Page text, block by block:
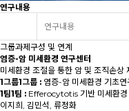
연구내용
연구내용
그룹과제구성 및 연계
염증-암 미세환경 연구센터
미세환경 조절을 통한 암 및 조직손상
1그룹1그룹 : 염증-암 미세환경 기초연
1팀1팀 : Efferocytotis 기반 미세환경
이지희, 김민석, 류정화